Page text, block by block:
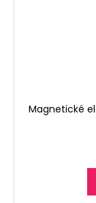
Magnetické